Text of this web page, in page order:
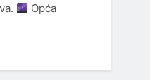
Opća